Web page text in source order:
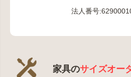
法人番号
家具のサイズオー